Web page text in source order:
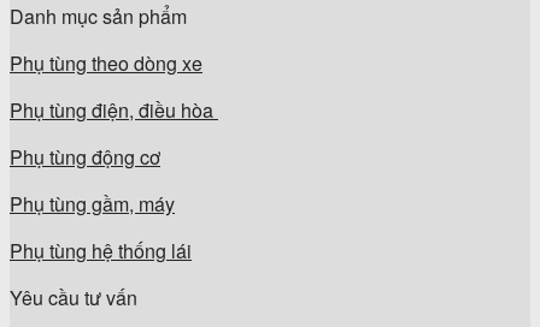
Danh mục sản phẩm
Phụ tùng theo dòng xe
Phụ tùng điện, điều hòa
Phụ tùng động cơ
Phụ tùng gầm, máy
Phụ tùng hệ thống lái
Yêu cầu tư vấn